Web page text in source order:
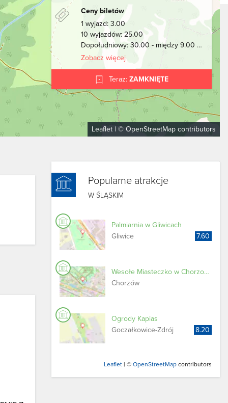
Leaflet | © OpenStreetMap contributors
Ceny biletów
1 wyjazd: 3.00
10 wyjazdów: 25.00
Dopołudniowy: 30.00 - między 9.00 a 13.00
Zobacz więcej
Teraz: ZAMKNIĘTE
Popularne atrakcje
W ŚLĄSKIM
Palmiarnia w Gliwicach
Gliwice
7.60
Wesołe Miasteczko w Chorzowie - Legendia
Chorzów
Ogrody Kapias
Goczałkowice-​Zdrój
8.20
Leaflet| ©OpenStreetMapcontributors